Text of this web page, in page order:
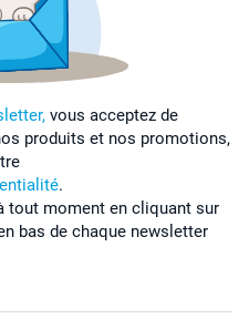
vous acceptez de
produits et nos promotions,
.
tout moment en cliquant sur
bas de chaque newsletter